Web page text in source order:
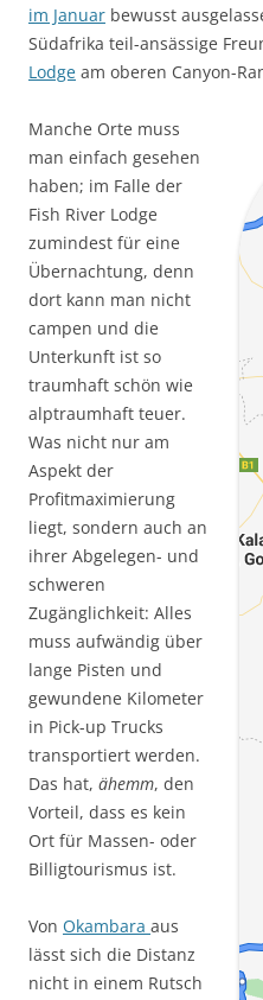
im Januar bewusst
Südafrika teil-ansässige
Lodge am oberen Canyon-
Manche Orte muss
man einfach gesehen
haben; im Falle der
Fish River Lodge
zumindest für eine
Übernachtung, denn
dort kann man nicht
campen und die
Unterkunft ist so
traumhaft schön wie
alptraumhaft teuer.
Was nicht nur am
Aspekt der
Profitmaximierung
liegt, sondern auch an
ihrer Abgelegen- und
schweren
Zugänglichkeit: Alles
muss aufwändig über
lange Pisten und
gewundene Kilometer
in Pick-up Trucks
transportiert werden.
Das hat, ähemm, den
Vorteil, dass es kein
Ort für Massen- oder
Billigtourismus ist.
Von Okambara aus
lässt sich die Distanz
nicht in einem Rutsch